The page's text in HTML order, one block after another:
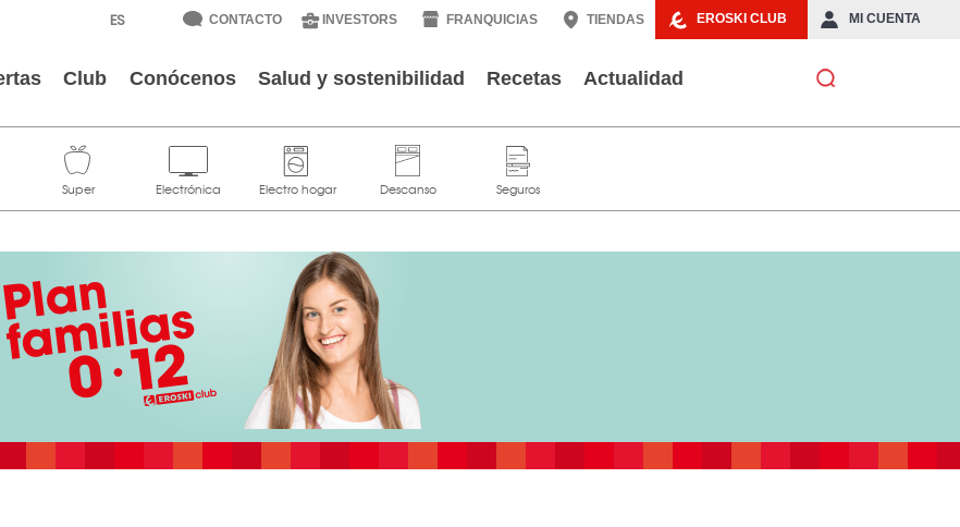
EROSKI CLUB MI CUENTA
CONTACTO INVESTORS FRANQUICIAS TIENDAS
Club Conócenos Salud y sostenibilidad Recetas Actualidad